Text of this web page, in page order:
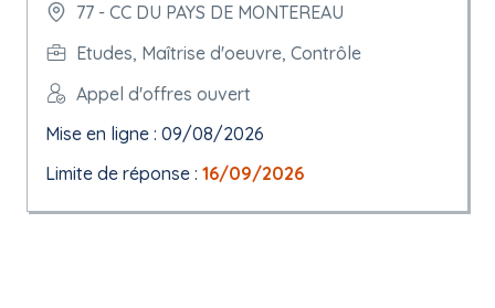
77 - CC DU PAYS DE MONTEREAU
Etudes, Maîtrise d'oeuvre, Contrôle
Appel d'offres ouvert
Mise en ligne : 09/08/2026
Limite de réponse : 16/09/2026